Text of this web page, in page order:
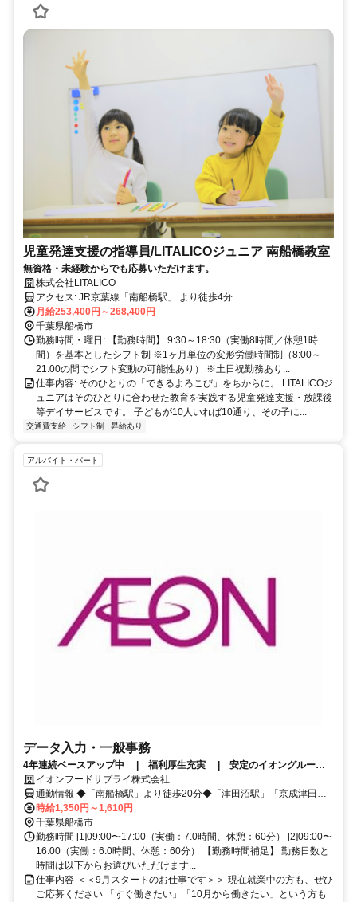
児童発達支援の指導員/LITALICOジュニア 南船橋教室
無資格・未経験からでも応募いただけます。
株式会社LITALICO
アクセス: JR京葉線「南船橋駅」 より徒歩4分
月給253,400円～268,400円
千葉県船橋市
勤務時間・曜日: 【勤務時間】 9:30～18:30（実働8時間／休憩1時
間）を基本としたシフト制 ※1ヶ月単位の変形労働時間制（8:00～
21:00の間でシフト変動の可能性あり） ※土日祝勤務あり...
仕事内容: そのひとりの「できるよろこび」をちからに。 LITALICOジ
ュニアはそのひとりに合わせた教育を実践する児童発達支援・放課後
等デイサービスです。 子どもが10人いれば10通り、その子に...
交通費支給 シフト制 昇給あり
アルバイト・パート
データ入力・一般事務
4年連続ベースアップ中 | 福利厚生充実 | 安定のイオングルー
プ | 髪色自由 | 社保完備 | 正社員登用あり |
イオンフードサプライ株式会社
通勤情報 ◆「南船橋駅」より徒歩20分◆「津田沼駅」「京成津田沼
駅」「新習志野駅」より無料送迎バス20分
時給1,350円～1,610円
千葉県船橋市
勤務時間 [1]09:00〜17:00（実働：7.0時間、休憩：60分） [2]09:00〜
16:00（実働：6.0時間、休憩：60分） 【勤務時間補足】 勤務日数と
時間は以下からお選びいただけます...
仕事内容 ＜＜9月スタートのお仕事です＞＞ 現在就業中の方も、ぜひ
ご応募ください 「すぐ働きたい」「10月から働きたい」という方も